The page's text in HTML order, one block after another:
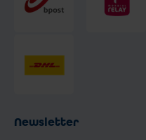
Newsletter